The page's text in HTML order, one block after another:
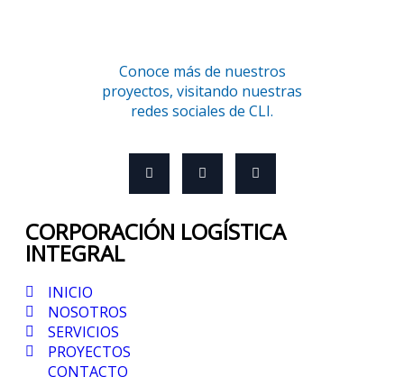
Conoce más de nuestros
proyectos, visitando nuestras
redes sociales de CLI.
CORPORACIÓN LOGÍSTICA
INTEGRAL
INICIO
NOSOTROS
SERVICIOS
PROYECTOS
CONTACTO